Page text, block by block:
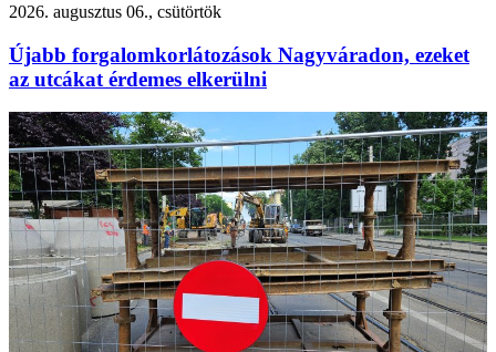
2026. augusztus 06., csütörtök
Újabb forgalomkorlátozások Nagyváradon, ezeket
az utcákat érdemes elkerülni